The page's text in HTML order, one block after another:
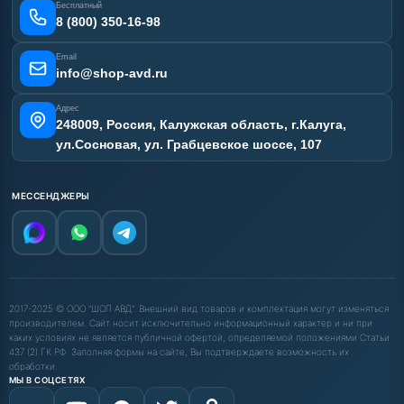
Карта сайта
Бесплатный
8 (800) 350-16-98
Email
info@shop-avd.ru
Адрес
248009, Россия, Калужская область, г.Калуга,
ул.Сосновая, ул. Грабцевское шоссе, 107
МЕССЕНДЖЕРЫ
2017-2025 © ООО "ШОП АВД". Внешний вид товаров и комплектация могут изменяться
производителем. Сайт носит исключительно информационный характер и ни при
каких условиях не является публичной офертой, определяемой положениями Статьи
437 (2) ГК РФ. Заполняя формы на сайте, Вы подтверждаете возможность их
обработки.
МЫ В СОЦСЕТЯХ